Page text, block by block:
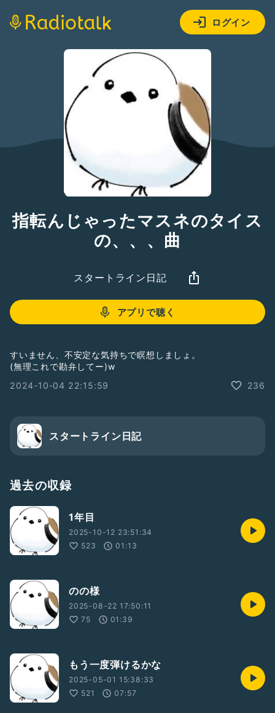
ログイン
指転んじゃったマスネのタイス
の、、、曲
スタートライン日記
アプリで聴く
すいません、不安定な気持ちで瞑想しましょ。
(無理これで勘弁してー)w
2024-10-04 22:15:59
236
スタートライン日記
過去の収録
1年目
2025-10-12 23:51:34
523
01:13
のの様
2025-08-22 17:50:11
75
01:39
もう一度弾けるかな
2025-05-01 15:38:33
521
07:57